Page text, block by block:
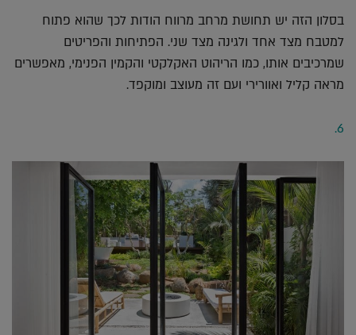
בסלון הזה יש תחושת מרחב מרווח הודות לכך שהוא פתוח
למטבח מצד אחד ולגינה מצד שני. הפתיחות והפריטים
שמרכיבים אותו, כמו הריהוט האקלקטי והקמין הפנימי, מאפשרים
מראה קליל ואוורירי ועם זה מעוצב ומוקפד.
6.